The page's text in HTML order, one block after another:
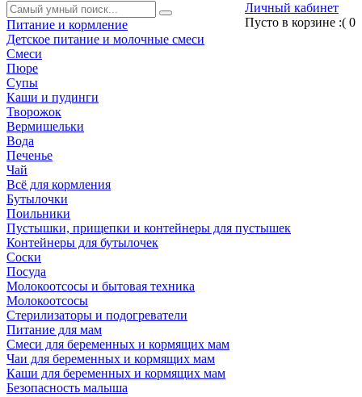
Личный кабинет
Пусто в корзине :( 0
Питание и кормление
Детское питание и молочные смеси
Смеси
Пюре
Супы
Каши и пудинги
Творожок
Вермишельки
Вода
Печенье
Чай
Всё для кормления
Бутылочки
Поильники
Пустышки, прищепки и контейнеры для пустышек
Контейнеры для бутылочек
Соски
Посуда
Молокоотсосы и бытовая техника
Молокоотсосы
Стерилизаторы и подогреватели
Питание для мам
Смеси для беременных и кормящих мам
Чаи для беременных и кормящих мам
Каши для беременных и кормящих мам
Безопасность малыша